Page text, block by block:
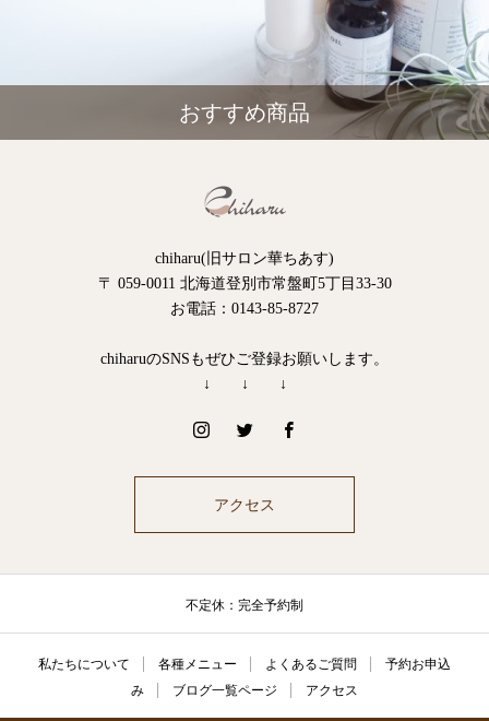
おすすめ商品
chiharu(旧サロン華ちあす)
〒 059-0011 北海道登別市常盤町5丁目33-30
お電話：0143-85-8727
chiharuのSNSもぜひご登録お願いします。
↓ ↓ ↓
アクセス
不定休：完全予約制
私たちについて 各種メニュー よくあるご質問
予約お申込
み
ブログ一覧ページ アクセス